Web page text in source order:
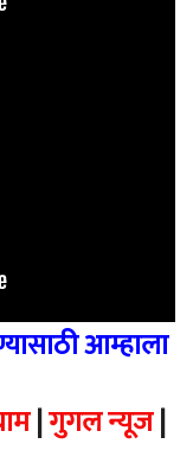
आम्हाला
|गुगल न्यूज|